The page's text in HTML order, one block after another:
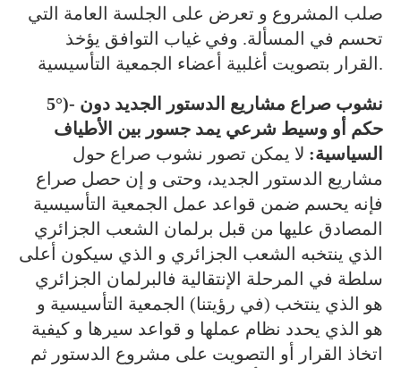
صلب المشروع و تعرض على الجلسة العامة التي
تحسم في المسألة. وفي غياب التوافق يؤخذ
القرار بتصويت أغلبية أعضاء الجمعية التأسيسية.
5°)- نشوب صراع مشاريع الدستور الجديد دون
حكم أو وسيط شرعي يمد جسور بين الأطياف
السياسية: لا يمكن تصور نشوب صراع حول
مشاريع الدستور الجديد، وحتى و إن حصل صراع
فإنه يحسم ضمن قواعد عمل الجمعية التأسيسية
المصادق عليها من قبل برلمان الشعب الجزائري
الذي ينتخبه الشعب الجزائري و الذي سيكون أعلى
سلطة في المرحلة الإنتقالية فالبرلمان الجزائري
هو الذي ينتخب (في رؤيتنا) الجمعية التأسيسية و
هو الذي يحدد نظام عملها و قواعد سيرها و كيفية
اتخاذ القرار أو التصويت على مشروع الدستور ثم